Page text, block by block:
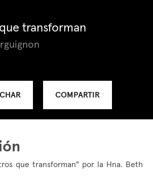
transforman
COMPARTIR
que transforman" por la Hna. Beth